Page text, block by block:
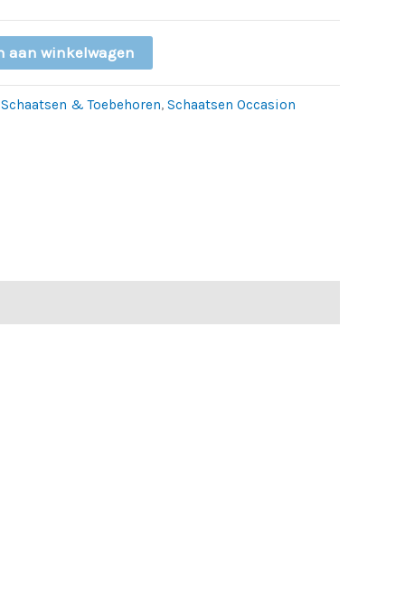
aan winkelwagen
Schaatsen & Toebehoren, Schaatsen Occasion